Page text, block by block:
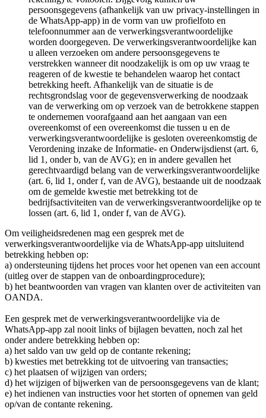
persoonsgegevens (afhankelijk van uw privacy-instellingen in
de WhatsApp-app) in de vorm van uw profielfoto en
telefoonnummer aan de verwerkingsverantwoordelijke
worden doorgegeven. De verwerkingsverantwoordelijke kan
u alleen verzoeken om andere persoonsgegevens te
verstrekken wanneer dit noodzakelijk is om op uw vraag te
reageren of de kwestie te behandelen waarop het contact
betrekking heeft. Afhankelijk van de situatie is de
rechtsgrondslag voor de gegevensverwerking de noodzaak
van de verwerking om op verzoek van de betrokkene stappen
te ondernemen voorafgaand aan het aangaan van een
overeenkomst of een overeenkomst die tussen u en de
verwerkingsverantwoordelijke is gesloten overeenkomstig de
Verordening inzake de Informatie- en Onderwijsdienst (art. 6,
lid 1, onder b, van de AVG); en in andere gevallen het
gerechtvaardigd belang van de verwerkingsverantwoordelijke
(art. 6, lid 1, onder f, van de AVG), bestaande uit de noodzaak
om de gemelde kwestie met betrekking tot de
bedrijfsactiviteiten van de verwerkingsverantwoordelijke op te
lossen (art. 6, lid 1, onder f, van de AVG).
Om veiligheidsredenen mag een gesprek met de
verwerkingsverantwoordelijke via de WhatsApp-app uitsluitend
betrekking hebben op:
a) ondersteuning tijdens het proces voor het openen van een account
(uitleg over de stappen van de onboardingprocedure);
b) het beantwoorden van vragen van klanten over de activiteiten van
OANDA.
Een gesprek met de verwerkingsverantwoordelijke via de
WhatsApp-app zal nooit links of bijlagen bevatten, noch zal het
onder andere betrekking hebben op:
a) het saldo van uw geld op de contante rekening;
b) kwesties met betrekking tot de uitvoering van transacties;
c) het plaatsen of wijzigen van orders;
d) het wijzigen of bijwerken van de persoonsgegevens van de klant;
e) het indienen van instructies voor het storten of opnemen van geld
op/van de contante rekening.